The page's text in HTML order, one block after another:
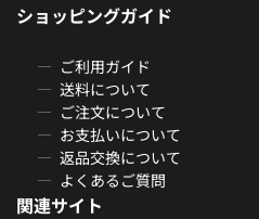
ショッピングガイド
ご利用ガイド
送料について
ご注文について
お支払いについて
返品交換について
よくあるご質問
関連サイト